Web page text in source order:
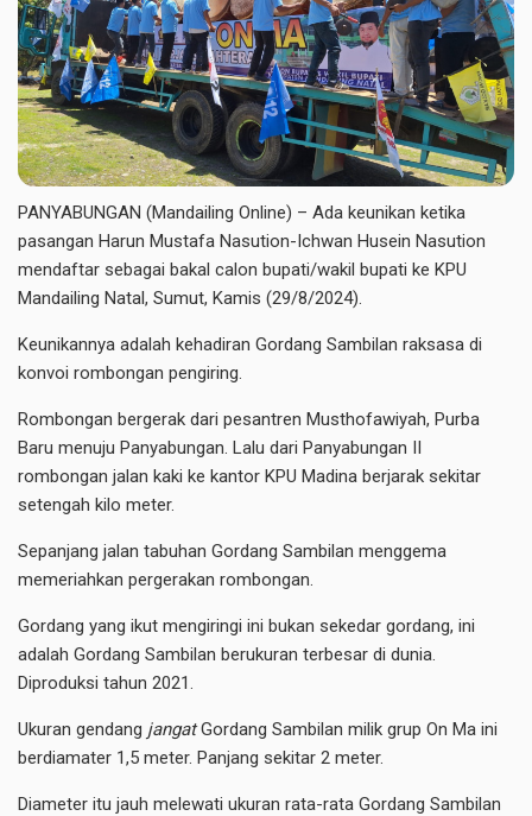
PANYABUNGAN (Mandailing Online) – Ada keunikan ketika
pasangan Harun Mustafa Nasution-Ichwan Husein Nasution
mendaftar sebagai bakal calon bupati/wakil bupati ke KPU
Mandailing Natal, Sumut, Kamis (29/8/2024).
Keunikannya adalah kehadiran Gordang Sambilan raksasa di
konvoi rombongan pengiring.
Rombongan bergerak dari pesantren Musthofawiyah, Purba
Baru menuju Panyabungan. Lalu dari Panyabungan II
rombongan jalan kaki ke kantor KPU Madina berjarak sekitar
setengah kilo meter.
Sepanjang jalan tabuhan Gordang Sambilan menggema
memeriahkan pergerakan rombongan.
Gordang yang ikut mengiringi ini bukan sekedar gordang, ini
adalah Gordang Sambilan berukuran terbesar di dunia.
Diproduksi tahun 2021.
Ukuran gendang jangatGordang Sambilan milik grup On Ma ini
berdiamater 1,5 meter. Panjang sekitar 2 meter.
Diameter itu jauh melewati ukuran rata-rata Gordang Sambilan